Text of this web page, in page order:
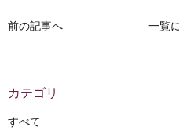
前の記事へ 一覧
カテゴリ
すべて